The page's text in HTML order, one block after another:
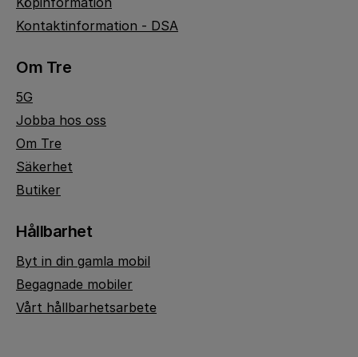
Kontaktinformation - DSA
Om Tre
5G
Jobba hos oss
Om Tre
Säkerhet
Butiker
Hållbarhet
Byt in din gamla mobil
Begagnade mobiler
Vårt hållbarhetsarbete